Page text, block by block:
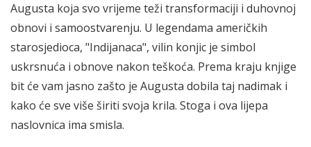
Augusta koja svo vrijeme teži transformaciji i duhovnoj
obnovi i samoostvarenju. U legendama američkih
starosjedioca, "Indijanaca", vilin konjic je simbol
uskrsnuća i obnove nakon teškoća. Prema kraju knjige
bit će vam jasno zašto je Augusta dobila taj nadimak i
kako će sve više širiti svoja krila. Stoga i ova lijepa
naslovnica ima smisla.